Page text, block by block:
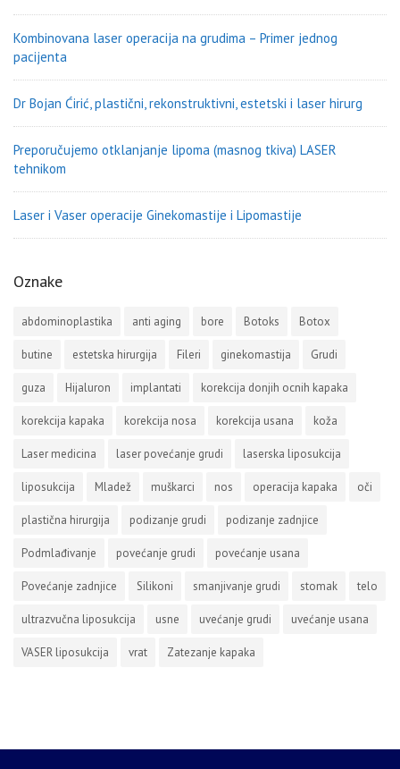
Kombinovana laser operacija na grudima – Primer jednog
pacijenta
Dr Bojan Ćirić, plastični, rekonstruktivni, estetski i laser hirurg
Preporučujemo otklanjanje lipoma (masnog tkiva) LASER
tehnikom
Laser i Vaser operacije Ginekomastije i Lipomastije
Oznake
abdominoplastika anti aging bore Botoks Botox
butine estetska hirurgija Fileri ginekomastija Grudi
guza Hijaluron implantati korekcija donjih ocnih kapaka
korekcija kapaka korekcija nosa korekcija usana koža
Laser medicina laser povećanje grudi laserska liposukcija
liposukcija Mladež muškarci nos operacija kapaka oči
plastična hirurgija podizanje grudi podizanje zadnjice
Podmlađivanje povećanje grudi povećanje usana
Povećanje zadnjice Silikoni smanjivanje grudi stomak telo
ultrazvučna liposukcija usne uvećanje grudi uvećanje usana
VASER liposukcija vrat Zatezanje kapaka